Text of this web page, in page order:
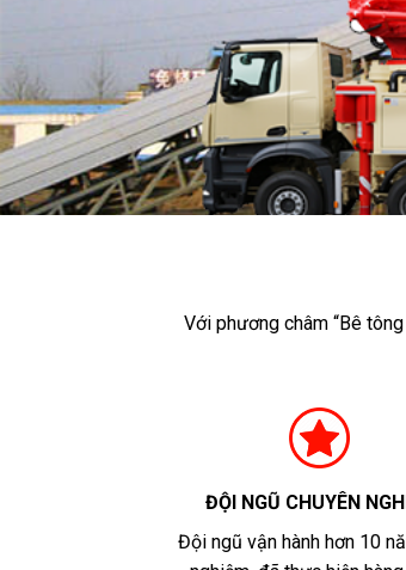
Với phương châm “Bê
ĐỘI NGŨ CHUYÊN
Đội ngũ vận hành hơn 10